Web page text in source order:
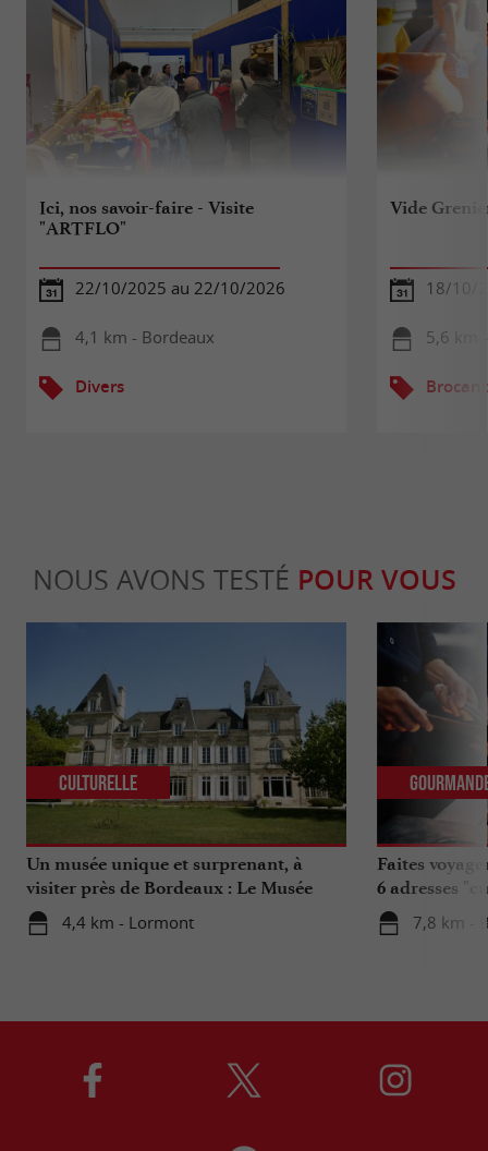
Ici, nos savoir-faire - Visite
"ARTFLO"
22/10/2025 au 22/10/2026
4,1 km - Bordeaux
Divers
Vide
18/10/
5,6 km
NOUS AVONS TESTÉ POUR VOUS
Un musée unique et surprenant, à
visiter près de Bordeaux : Le Musée
National de l’Assurance Maladie
4,4 km - Lormont
Culturelle
Faites
6 adresses
7,8 km -